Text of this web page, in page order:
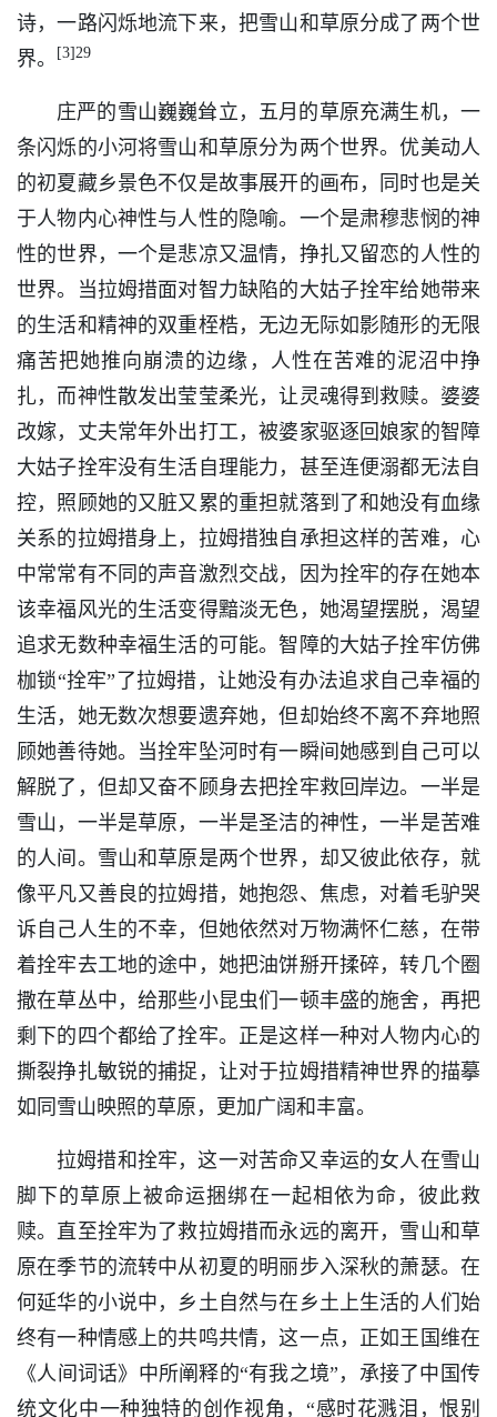
诗，一路闪烁地流下来，把雪山和草原分成了两个世
界。
[3]29
庄严的雪山巍巍耸立，五月的草原充满生机，一
条闪烁的小河将雪山和草原分为两个世界。优美动人
的初夏藏乡景色不仅是故事展开的画布，同时也是关
于人物内心神性与人性的隐喻。一个是肃穆悲悯的神
性的世界，一个是悲凉又温情，挣扎又留恋的人性的
世界。当拉姆措面对智力缺陷的大姑子拴牢给她带来
的生活和精神的双重桎梏，无边无际如影随形的无限
痛苦把她推向崩溃的边缘，人性在苦难的泥沼中挣
扎，而神性散发出莹莹柔光，让灵魂得到救赎。婆婆
改嫁，丈夫常年外出打工，被婆家驱逐回娘家的智障
大姑子拴牢没有生活自理能力，甚至连便溺都无法自
控，照顾她的又脏又累的重担就落到了和她没有血缘
关系的拉姆措身上，拉姆措独自承担这样的苦难，心
中常常有不同的声音激烈交战，因为拴牢的存在她本
该幸福风光的生活变得黯淡无色，她渴望摆脱，渴望
追求无数种幸福生活的可能。智障的大姑子拴牢仿佛
枷锁“拴牢”了拉姆措，让她没有办法追求自己幸福的
生活，她无数次想要遗弃她，但却始终不离不弃地照
顾她善待她。当拴牢坠河时有一瞬间她感到自己可以
解脱了，但却又奋不顾身去把拴牢救回岸边。一半是
雪山，一半是草原，一半是圣洁的神性，一半是苦难
的人间。雪山和草原是两个世界，却又彼此依存，就
像平凡又善良的拉姆措，她抱怨、焦虑，对着毛驴哭
诉自己人生的不幸，但她依然对万物满怀仁慈，在带
着拴牢去工地的途中，她把油饼掰开揉碎，转几个圈
撒在草丛中，给那些小昆虫们一顿丰盛的施舍，再把
剩下的四个都给了拴牢。正是这样一种对人物内心的
撕裂挣扎敏锐的捕捉，让对于拉姆措精神世界的描摹
如同雪山映照的草原，更加广阔和丰富。
拉姆措和拴牢，这一对苦命又幸运的女人在雪山
脚下的草原上被命运捆绑在一起相依为命，彼此救
赎。直至拴牢为了救拉姆措而永远的离开，雪山和草
原在季节的流转中从初夏的明丽步入深秋的萧瑟。在
何延华的小说中，乡土自然与在乡土上生活的人们始
终有一种情感上的共鸣共情，这一点，正如王国维在
《人间词话》中所阐释的“有我之境”，承接了中国传
统文化中一种独特的创作视角，“感时花溅泪，恨别